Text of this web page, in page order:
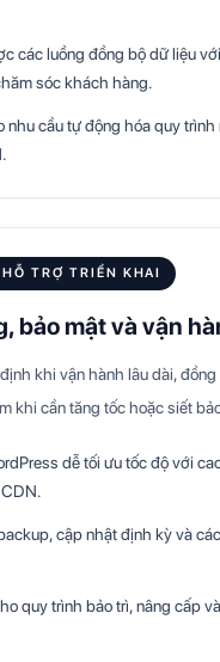
các luồng đồng bộ dữ liệu
sóc khách hàng.
nhu cầu tự động hóa quy trình
TRỢ TRIỂN KHAI
bảo mật và vận
khi vận hành lâu dài,
khi cần tăng tốc hoặc siết
dễ tối ưu tốc độ với
cập nhật định kỳ và
quy trình bảo trì, nâng cấp